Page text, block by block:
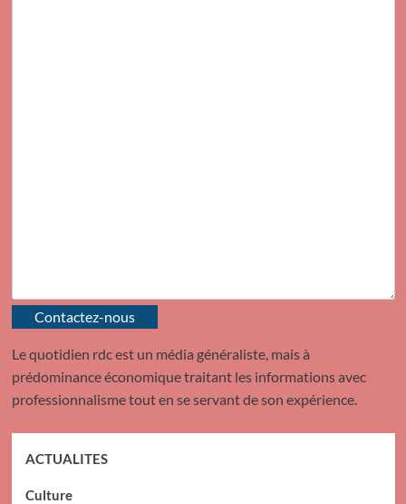
Contactez-nous
Le quotidien rdc est un média généraliste, mais à
prédominance économique traitant les informations avec
professionnalisme tout en se servant de son expérience.
ACTUALITES
Culture